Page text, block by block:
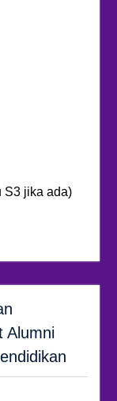
Alumni